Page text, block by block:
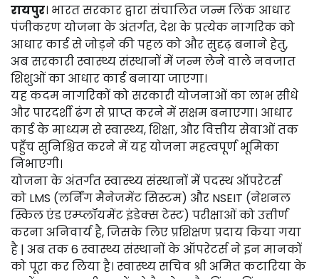
रायपुर। भारत सरकार द्वारा संचालित जन्म लिंक आधार
पंजीकरण योजना के अंतर्गत, देश के प्रत्येक नागरिक को
आधार कार्ड से जोड़ने की पहल को और सुदृढ़ बनाने हेतु,
अब सरकारी स्वास्थ्य संस्थानों में जन्म लेने वाले नवजात
शिशुओं का आधार कार्ड बनाया जाएगा।
यह कदम नागरिकों को सरकारी योजनाओं का लाभ सीधे
और पारदर्शी ढंग से प्राप्त करने में सक्षम बनाएगा। आधार
कार्ड के माध्यम से स्वास्थ्य, शिक्षा, और वित्तीय सेवाओं तक
पहुँच सुनिश्चित करने में यह योजना महत्वपूर्ण भूमिका
निभाएगी।
योजना के अंतर्गत स्वास्थ्य संस्थानों में पदस्थ ऑपरेटर्स
को LMS (लर्निंग मैनेजमेंट सिस्टम) और NSEIT (नेशनल
स्किल एंड एम्प्लॉयमेंट इंडेक्स टेस्ट) परीक्षाओं को उत्तीर्ण
करना अनिवार्य है, जिसके लिए प्रशिक्षण प्रदाय किया गया
है | अब तक 6 स्वास्थ्य संस्थानों के ऑपरेटर्स ने इन मानकों
को पूरा कर लिया है। स्वास्थ्य सचिव श्री अमित कटारिया के